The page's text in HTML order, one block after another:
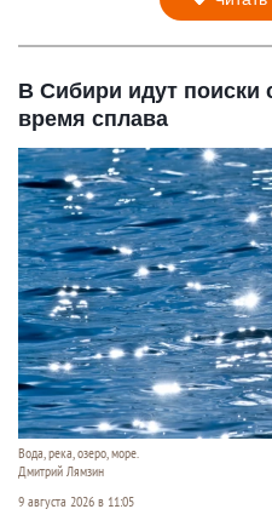
В Сибири идут
время сплава
Вода, река, озеро, море.
Дмитрий Лямзин
9 августа 2026 в 11:05